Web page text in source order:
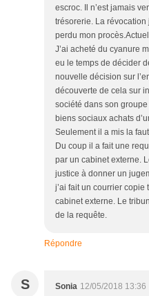
escroc. Il n’est jamais
trésorerie. La révocation
perdu mon
J’ai acheté du cyanure
eu le temps de décider
nouvelle décision sur
découverte de cela sur
société dans son
biens sociaux achats
Seulement il a mis la
Du coup il a fait une
par un cabinet externe.
justice à donner un
j’ai fait un courrier
cabinet externe. Le
de la requête.
Répondre
S Sonia 12/05/2018 13:36